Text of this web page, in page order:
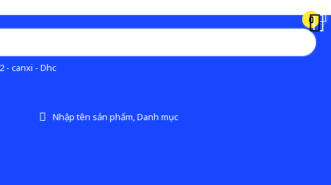
- canxi - Dhc
Nhập tên sản phẩm, Danh mục
0
0